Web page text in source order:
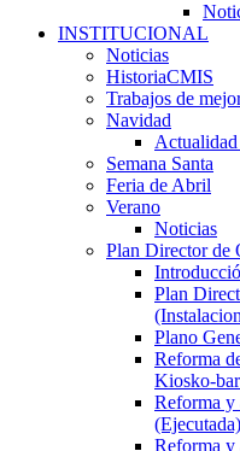
INSTITUCIONAL
Noticias
HistoriaCMIS
Trabajos de
Navidad
Semana Santa
Feria de Abril
Verano
Noticias
Plan Director de
Plan
Plano
Reforma
Kiosko-
Reforma y
(Ejecutada)
Reforma y